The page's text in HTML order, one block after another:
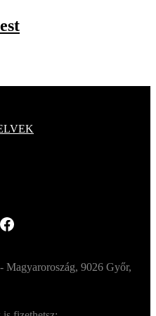
Facebook
9026 Győr,